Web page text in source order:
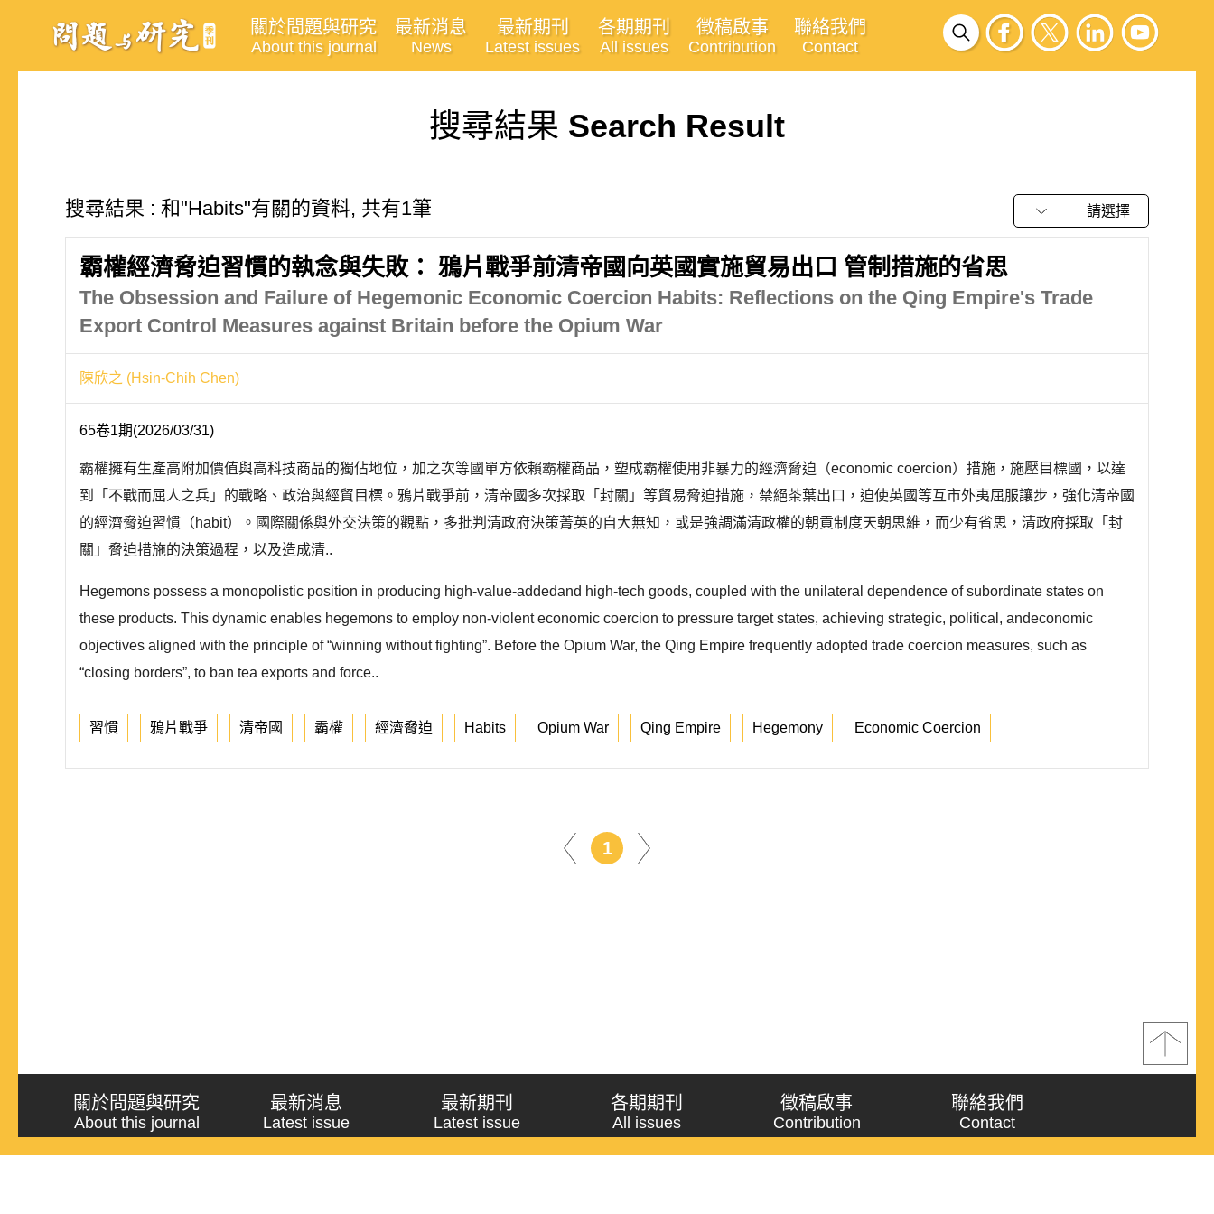
關於問題與研究
About this journal
最新消息
News
最新期刊
Latest issues
各期期刊
All issues
徵稿啟事
Contribution
聯絡我們
Contact
搜尋結果 Search Result
搜尋結果 : 和"Habits"有關的資料, 共有1筆 請選擇
霸權經濟脅迫習慣的執念與失敗： 鴉片戰爭前清帝國向英國實施貿易出口 管制措施的省思
The Obsession and Failure of Hegemonic Economic Coercion Habits: Reflections on the Qing Empire's Trade
Export Control Measures against Britain before the Opium War
陳欣之 (Hsin-Chih Chen)
65卷1期(2026/03/31)
霸權擁有生產高附加價值與高科技商品的獨佔地位，加之次等國單方依賴霸權商品，塑成霸權使用非暴力的經濟脅迫（economic coercion）措施，施壓目標國，以達
到「不戰而屈人之兵」的戰略、政治與經貿目標。鴉片戰爭前，清帝國多次採取「封關」等貿易脅迫措施，禁絕茶葉出口，迫使英國等互市外夷屈服讓步，強化清帝國
的經濟脅迫習慣（habit）。國際關係與外交決策的觀點，多批判清政府決策菁英的自大無知，或是強調滿清政權的朝貢制度天朝思維，而少有省思，清政府採取「封
關」脅迫措施的決策過程，以及造成清..
Hegemons possess a monopolistic position in producing high-value-addedand high-tech goods, coupled with the unilateral dependence of subordinate states on
these products. This dynamic enables hegemons to employ non-violent economic coercion to pressure target states, achieving strategic, political, andeconomic
objectives aligned with the principle of “winning without fighting”. Before the Opium War, the Qing Empire frequently adopted trade coercion measures, such as
“closing borders”, to ban tea exports and force..
習慣 鴉片戰爭 清帝國 霸權 經濟脅迫 Habits Opium War Qing Empire Hegemony Economic Coercion
1
關於問題與研究
About this journal
最新消息
Latest issue
最新期刊
Latest issue
各期期刊
All issues
徵稿啟事
Contribution
聯絡我們
Contact